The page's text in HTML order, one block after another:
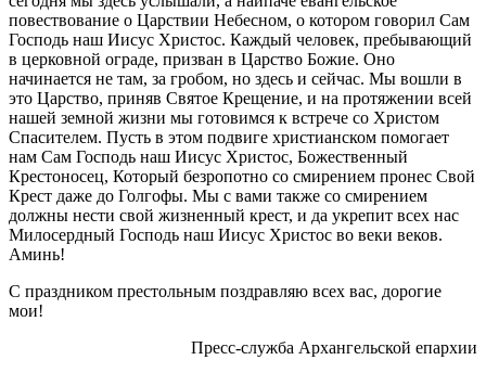
повествование о Царствии Небесном, о котором говорил Сам
Господь наш Иисус Христос. Каждый человек, пребывающий
в церковной ограде, призван в Царство Божие. Оно
начинается не там, за гробом, но здесь и сейчас. Мы вошли в
это Царство, приняв Святое Крещение, и на протяжении всей
нашей земной жизни мы готовимся к встрече со Христом
Спасителем. Пусть в этом подвиге христианском помогает
нам Сам Господь наш Иисус Христос, Божественный
Крестоносец, Который безропотно со смирением пронес Свой
Крест даже до Голгофы. Мы с вами также со смирением
должны нести свой жизненный крест, и да укрепит всех нас
Милосердный Господь наш Иисус Христос во веки веков.
Аминь!
С праздником престольным поздравляю всех вас, дорогие
мои!
Пресс-служба Архангельской епархии